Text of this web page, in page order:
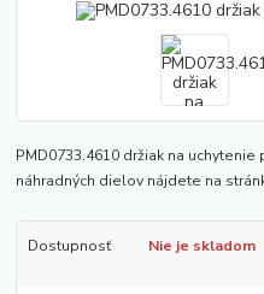
PMD0733.4610 držiak na
náhradných dielov nájdete na
Dostupnosť Nie je skladom